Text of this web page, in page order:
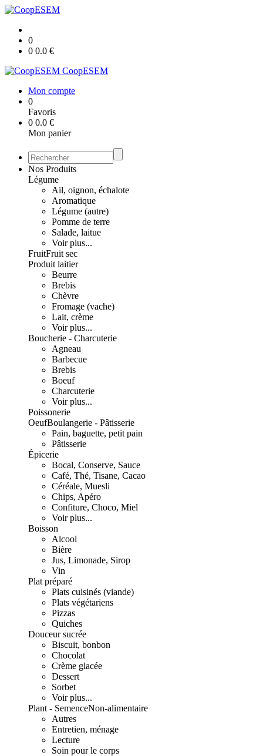
0
0 0.0 €
CoopESEM
Mon compte
0
Favoris
0 0.0 €
Mon panier
Nos Produits
Légume
Ail, oignon, échalote
Aromatique
Légume (autre)
Pomme de terre
Salade, laitue
Voir plus...
FruitFruit sec
Produit laitier
Beurre
Brebis
Chèvre
Fromage (vache)
Lait, crème
Voir plus...
Boucherie - Charcuterie
Agneau
Barbecue
Brebis
Boeuf
Charcuterie
Voir plus...
Poissonerie
OeufBoulangerie - Pâtisserie
Pain, baguette, petit pain
Pâtisserie
Épicerie
Bocal, Conserve, Sauce
Café, Thé, Tisane, Cacao
Céréale, Muesli
Chips, Apéro
Confiture, Choco, Miel
Voir plus...
Boisson
Alcool
Bière
Jus, Limonade, Sirop
Vin
Plat préparé
Plats cuisinés (viande)
Plats végétariens
Pizzas
Quiches
Douceur sucrée
Biscuit, bonbon
Chocolat
Crème glacée
Dessert
Sorbet
Voir plus...
Plant - SemenceNon-alimentaire
Autres
Entretien, ménage
Lecture
Soin pour le corps